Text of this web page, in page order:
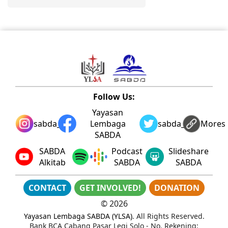
Follow Us:
sabda_ylsa
Yayasan
Lembaga
SABDA
sabda_ylsaMores
SABDA
Alkitab
Podcast
SABDA
Slideshare
SABDA
CONTACT GET INVOLVED!
DONATION
©2026
Yayasan Lembaga SABDA (YLSA). All Rights Reserved.
Bank BCA Cabang Pasar Legi Solo - No. Rekening: